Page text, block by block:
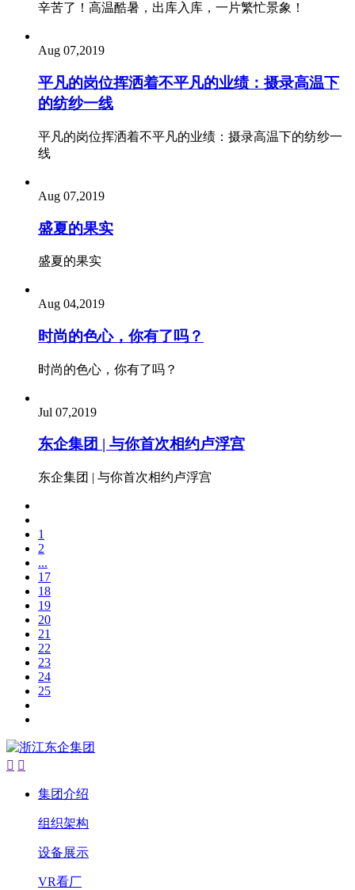
辛苦了！高温酷暑，出库入库，一片繁忙景象！
Aug 07,2019
平凡的岗位挥洒着不平凡的业绩：摄录高温下
的纺纱一线
平凡的岗位挥洒着不平凡的业绩：摄录高温下的纺纱一
线
Aug 07,2019
盛夏的果实
盛夏的果实
Aug 04,2019
时尚的色心，你有了吗？
时尚的色心，你有了吗？
Jul 07,2019
东企集团 | 与你首次相约卢浮宫
东企集团 | 与你首次相约卢浮宫
1
2
...
17
18
19
20
21
22
23
24
25
 
集团介绍
组织架构
设备展示
VR看厂